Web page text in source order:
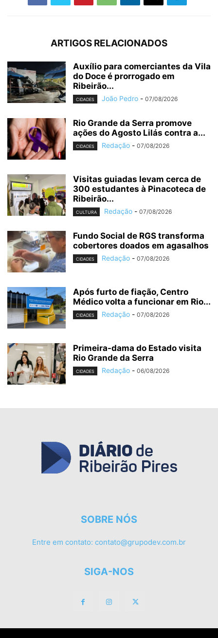
ARTIGOS RELACIONADOS
Auxílio para comerciantes da Vila
do Doce é prorrogado em
Ribeirão...
CIDADES João Pedro - 07/08/2026
Rio Grande da Serra promove
ações do Agosto Lilás contra a...
CIDADES Redação - 07/08/2026
Visitas guiadas levam cerca de
300 estudantes à Pinacoteca de
Ribeirão...
CULTURA Redação - 07/08/2026
Fundo Social de RGS transforma
cobertores doados em agasalhos
CIDADES Redação - 07/08/2026
Após furto de fiação, Centro
Médico volta a funcionar em Rio...
CIDADES Redação - 07/08/2026
Primeira-dama do Estado visita
Rio Grande da Serra
CIDADES Redação - 06/08/2026
SOBRE NÓS
Entre em contato: contato@grupodev.com.br
SIGA-NOS